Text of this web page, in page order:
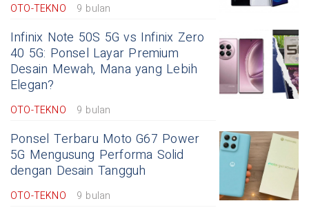
OTO-TEKNO 9 bulan
Infinix Note 50S 5G vs Infinix Zero
40 5G: Ponsel Layar Premium
Desain Mewah, Mana yang Lebih
Elegan?
OTO-TEKNO 9 bulan
Ponsel Terbaru Moto G67 Power
5G Mengusung Performa Solid
dengan Desain Tangguh
OTO-TEKNO 9 bulan